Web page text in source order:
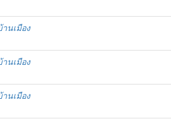
านเมือง
านเมือง
านเมือง